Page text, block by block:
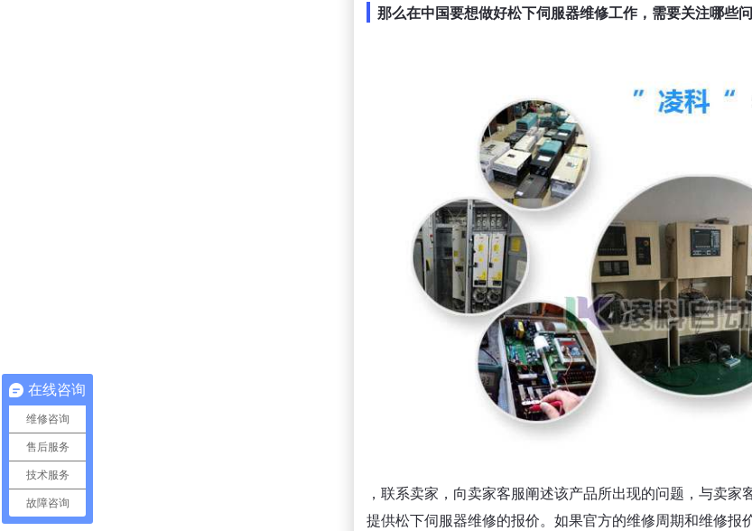
那么在中国要想做好松下伺服器维修工作，需要关注哪些
，联系卖家，向卖家客服阐述该产品所出现的问题，与卖
提供松下伺服器维修的报价。如果官方的维修周期和维修
在线咨询
维修咨询
售后服务
技术服务
故障咨询